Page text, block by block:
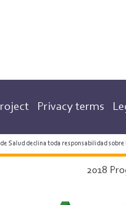
Privacy terms
Salud declina toda responsabilidad
2018